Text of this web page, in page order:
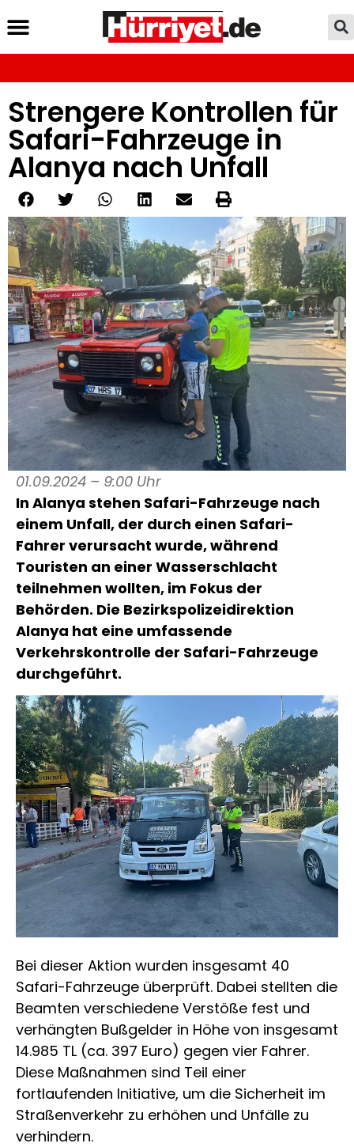
Strengere Kontrollen für
Safari-Fahrzeuge in
Alanya nach Unfall
01.09.2024 – 9:00 Uhr
In Alanya stehen Safari-Fahrzeuge nach
einem Unfall, der durch einen Safari-
Fahrer verursacht wurde, während
Touristen an einer Wasserschlacht
teilnehmen wollten, im Fokus der
Behörden. Die Bezirkspolizeidirektion
Alanya hat eine umfassende
Verkehrskontrolle der Safari-Fahrzeuge
durchgeführt.
Bei dieser Aktion wurden insgesamt 40
Safari-Fahrzeuge überprüft. Dabei stellten die
Beamten verschiedene Verstöße fest und
verhängten Bußgelder in Höhe von insgesamt
14.985 TL (ca. 397 Euro) gegen vier Fahrer.
Diese Maßnahmen sind Teil einer
fortlaufenden Initiative, um die Sicherheit im
Straßenverkehr zu erhöhen und Unfälle zu
verhindern.